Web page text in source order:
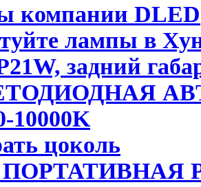
компании DLED
лампы в
задний
10000K
цоколь
ПОРТАТИВНАЯ